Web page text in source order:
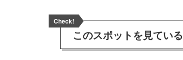
Check!
このスポットを見ている